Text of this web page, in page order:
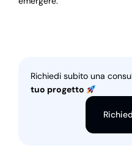
Richiedi subito una
tuo progetto